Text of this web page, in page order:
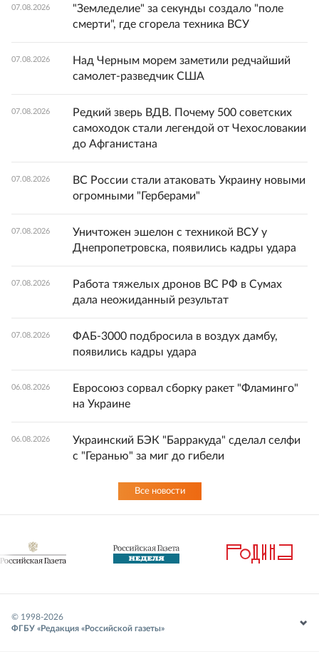
07.08.2026
"Земледелие" за секунды создало "поле
смерти", где сгорела техника ВСУ
07.08.2026
Над Черным морем заметили редчайший
самолет-разведчик США
07.08.2026
Редкий зверь ВДВ. Почему 500 советских
самоходок стали легендой от Чехословакии
до Афганистана
07.08.2026
ВС России стали атаковать Украину новыми
огромными "Герберами"
07.08.2026
Уничтожен эшелон с техникой ВСУ у
Днепропетровска, появились кадры удара
07.08.2026
Работа тяжелых дронов ВС РФ в Сумах
дала неожиданный результат
07.08.2026
ФАБ-3000 подбросила в воздух дамбу,
появились кадры удара
06.08.2026
Евросоюз сорвал сборку ракет "Фламинго"
на Украине
06.08.2026
Украинский БЭК "Барракуда" сделал селфи
с "Геранью" за миг до гибели
Все новости
© 1998-2026
ФГБУ «Редакция «Российской газеты»